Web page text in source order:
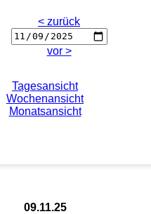
< zurück
vor >
Tagesansicht
Wochenansicht
Monatsansicht
09.11.25